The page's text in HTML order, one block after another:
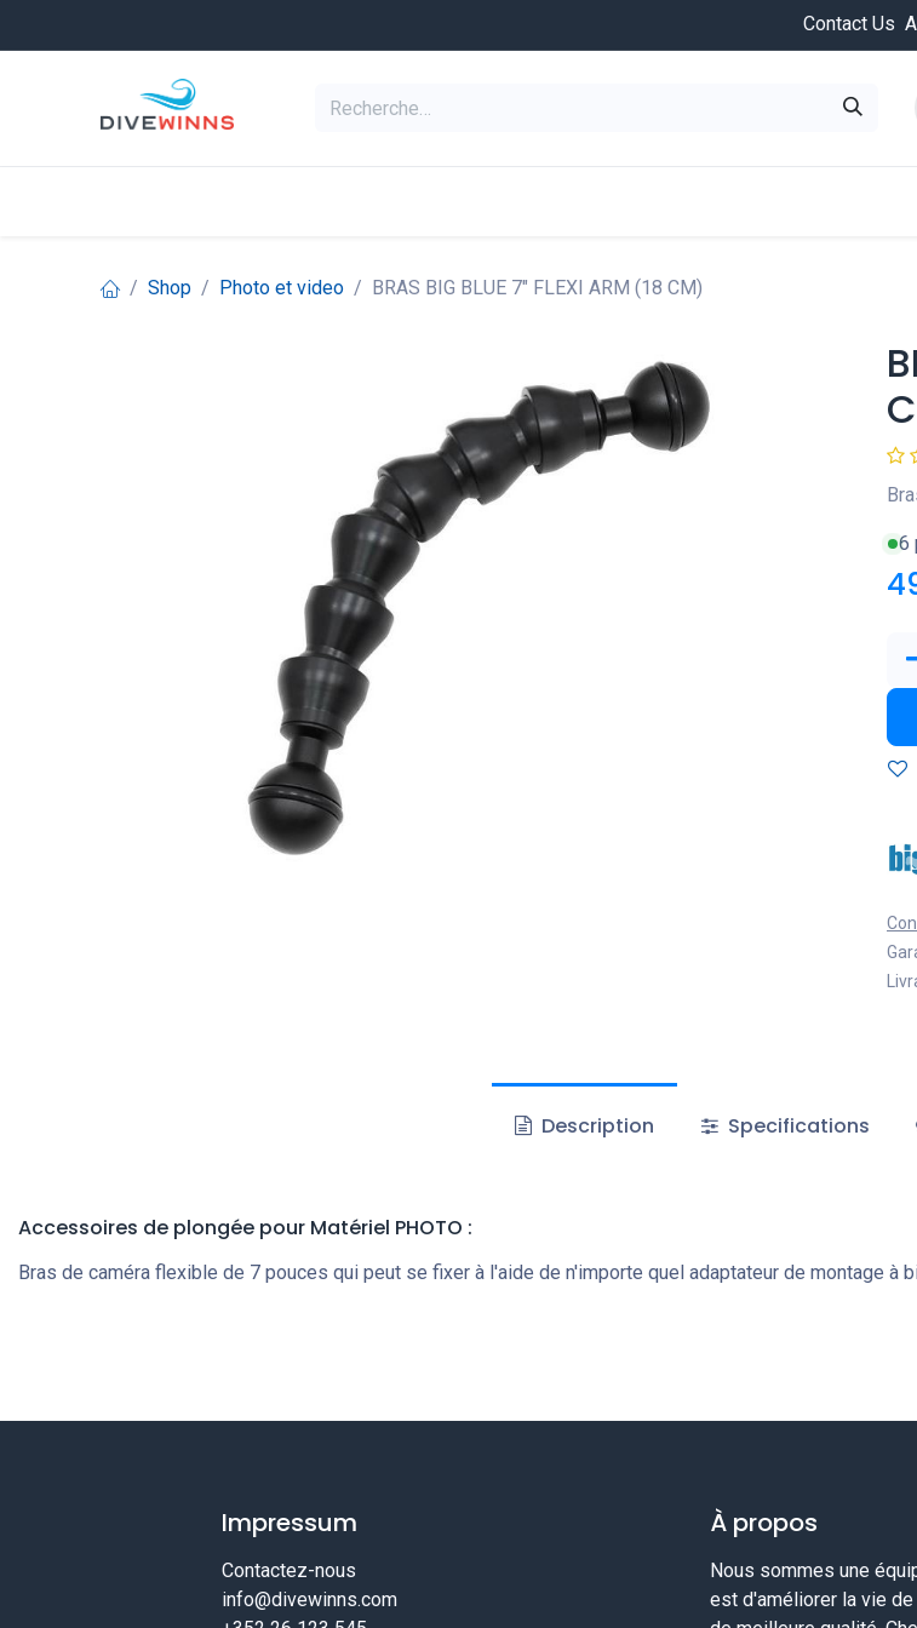
Contact Us
Shop Photo et video BRAS BIG BLUE 7" FLEXI ARM (18 CM)
6
Description Specifications
Accessoires de plongée pour Matériel PHOTO :
Bras de caméra flexible de 7 pouces qui peut se fixer à l'aide de n'importe quel adaptateur de montage à
Impressum
Contactez-nous
info@divewinns.com
À propos
Nous sommes une
est d'améliorer la vie